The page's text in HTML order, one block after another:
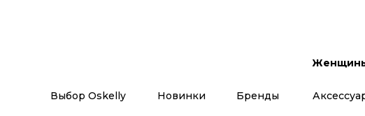
Выбор Oskelly Новинки Бренды